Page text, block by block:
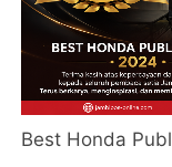
Best Honda